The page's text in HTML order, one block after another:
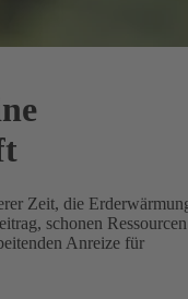
Zeit, die
schonen Ressourcen
Anreize für